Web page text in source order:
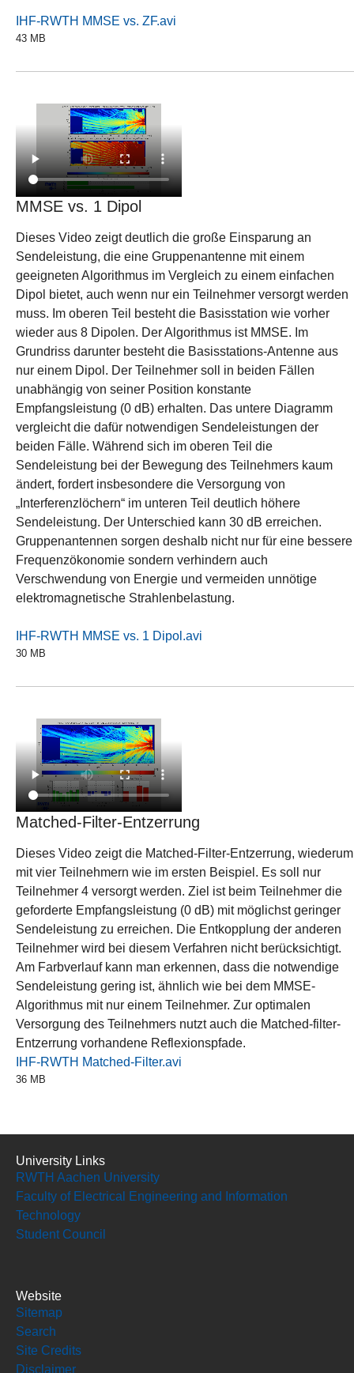
IHF-RWTH MMSE vs. ZF.avi
43 MB
MMSE vs. 1 Dipol
Dieses Video zeigt deutlich die große Einsparung an
Sendeleistung, die eine Gruppenantenne mit einem
geeigneten Algorithmus im Vergleich zu einem einfachen
Dipol bietet, auch wenn nur ein Teilnehmer versorgt werden
muss. Im oberen Teil besteht die Basisstation wie vorher
wieder aus 8 Dipolen. Der Algorithmus ist MMSE. Im
Grundriss darunter besteht die Basisstations-Antenne aus
nur einem Dipol. Der Teilnehmer soll in beiden Fällen
unabhängig von seiner Position konstante
Empfangsleistung (0 dB) erhalten. Das untere Diagramm
vergleicht die dafür notwendigen Sendeleistungen der
beiden Fälle. Während sich im oberen Teil die
Sendeleistung bei der Bewegung des Teilnehmers kaum
ändert, fordert insbesondere die Versorgung von
„Interferenzlöchern“ im unteren Teil deutlich höhere
Sendeleistung. Der Unterschied kann 30 dB erreichen.
Gruppenantennen sorgen deshalb nicht nur für eine bessere
Frequenzökonomie sondern verhindern auch
Verschwendung von Energie und vermeiden unnötige
elektromagnetische Strahlenbelastung.
IHF-RWTH MMSE vs. 1 Dipol.avi
30 MB
Matched-Filter-Entzerrung
Dieses Video zeigt die Matched-Filter-Entzerrung, wiederum
mit vier Teilnehmern wie im ersten Beispiel. Es soll nur
Teilnehmer 4 versorgt werden. Ziel ist beim Teilnehmer die
geforderte Empfangsleistung (0 dB) mit möglichst geringer
Sendeleistung zu erreichen. Die Entkopplung der anderen
Teilnehmer wird bei diesem Verfahren nicht berücksichtigt.
Am Farbverlauf kann man erkennen, dass die notwendige
Sendeleistung gering ist, ähnlich wie bei dem MMSE-
Algorithmus mit nur einem Teilnehmer. Zur optimalen
Versorgung des Teilnehmers nutzt auch die Matched-filter-
Entzerrung vorhandene Reflexionspfade.
IHF-RWTH Matched-Filter.avi
36 MB
University Links
RWTH Aachen University
Faculty of Electrical Engineering and Information
Technology
Student Council
Website
Sitemap
Search
Site Credits
Disclaimer